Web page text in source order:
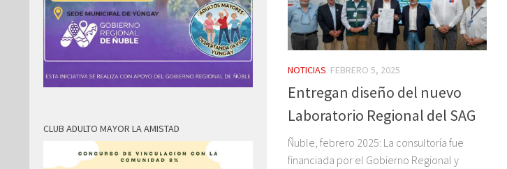
NOTICIAS FEBRERO 5, 2025
Entregan diseño del nuevo
Laboratorio Regional del SAG
Ñuble, febrero 2025: La consultoría fue
financiada por el Gobierno Regional y
CLUB ADULTO MAYOR LA AMISTAD